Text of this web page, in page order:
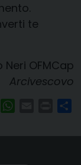
te
OFMCap
Arcivescovo
TelegramWhatsAppPrint